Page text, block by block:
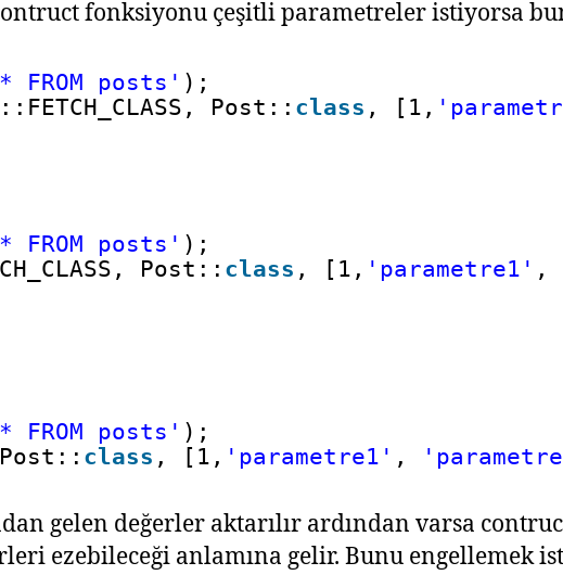
fonksiyonu çeşitli parametreler istiyorsa
FROM posts' );
Post:: class , [1,
FROM posts' );
Post:: class , [1, 'parametre1' ,
FROM posts' );
class , [1, 'parametre1' ,
gelen değerler aktarılır ardından varsa
ezebileceği anlamına gelir. Bunu engellemek